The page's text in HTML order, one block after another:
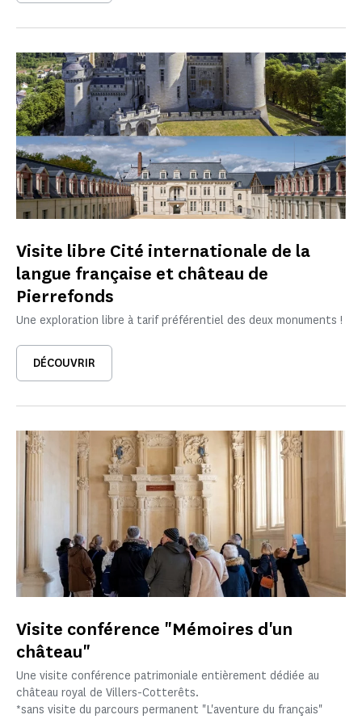
Visite libre Cité internationale de la
langue française et château de
Pierrefonds
Une exploration libre à tarif préférentiel des deux monuments !
DÉCOUVRIR
Visite conférence "Mémoires d'un
château"
Une visite conférence patrimoniale entièrement dédiée au
château royal de Villers-Cotterêts.
*sans visite du parcours permanent "L'aventure du français"